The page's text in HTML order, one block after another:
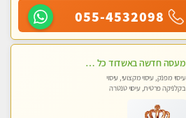
055-4532098
מעסה חדשה באשדוד כל סוגי העיסויים מעסה מקצועית ואיכותית פרטי!!!מומלץ לחלוטין!!
עיסוי מפנק, עיסוי מקצועי, עיסוי
בקלניקה פרטית, עיסוי טנטרה